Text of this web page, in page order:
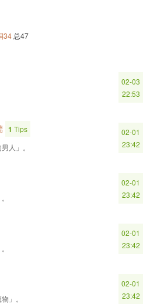
34 总47
02-03
22:53
1 Tips
人」。
02-01
23:42
02-01
23:42
02-01
23:42
」。
02-01
23:42